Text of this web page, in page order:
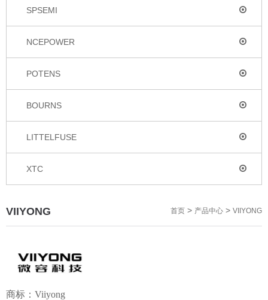
SPSEMI
NCEPOWER
POTENS
BOURNS
LITTELFUSE
XTC
VIIYONG 首页 > 产品中心 > VIIYONG
商标： Viiyong